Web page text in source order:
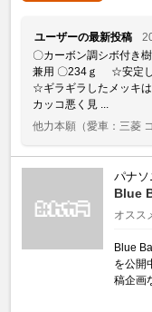
ユーザーの最新投稿
〇カーボン調シボ付き
兼用 〇234ｇ ☆安定し
☆ギラギラしたメッキ
カッコ悪く見 ...
他力本願 （愛車：三菱
パナソ
Blue
オスス
Blue
を公開
稿企画